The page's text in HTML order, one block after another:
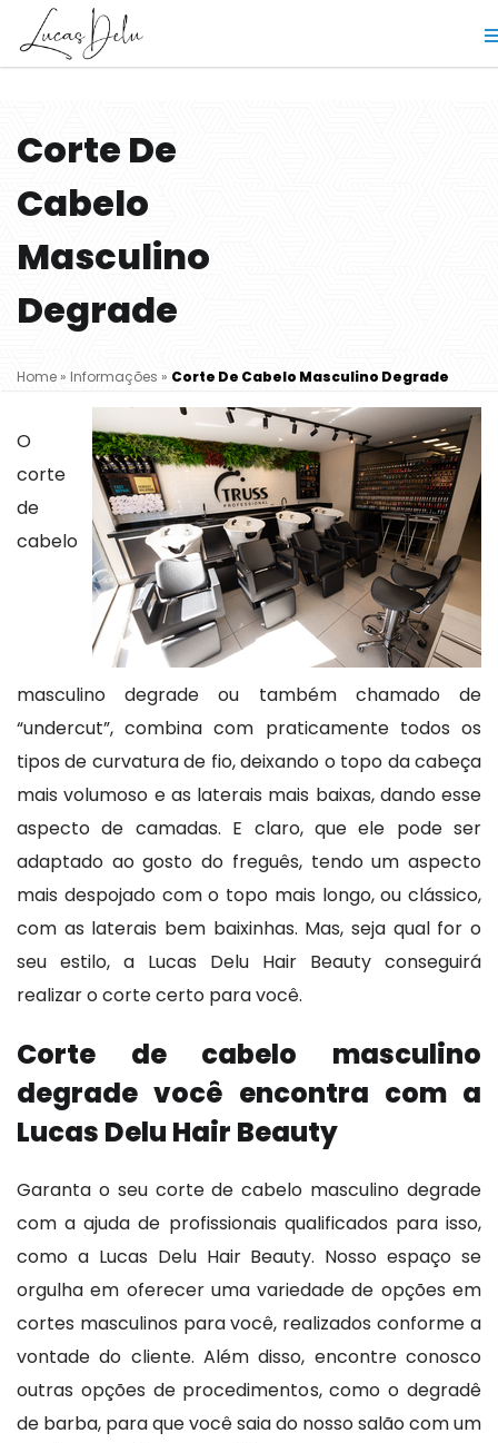
Corte De
Cabelo
Masculino
Degrade
Home » Informações » Corte De Cabelo Masculino Degrade
O
corte
de
cabelo
masculino degrade ou também chamado de
“undercut”, combina com praticamente todos os
tipos de curvatura de fio, deixando o topo da cabeça
mais volumoso e as laterais mais baixas, dando esse
aspecto de camadas. E claro, que ele pode ser
adaptado ao gosto do freguês, tendo um aspecto
mais despojado com o topo mais longo, ou clássico,
com as laterais bem baixinhas. Mas, seja qual for o
seu estilo, a Lucas Delu Hair Beauty conseguirá
realizar o corte certo para você.
Corte de cabelo masculino
degrade você encontra com a
Lucas Delu Hair Beauty
Garanta o seu corte de cabelo masculino degrade
com a ajuda de profissionais qualificados para isso,
como a Lucas Delu Hair Beauty. Nosso espaço se
orgulha em oferecer uma variedade de opções em
cortes masculinos para você, realizados conforme a
vontade do cliente. Além disso, encontre conosco
outras opções de procedimentos, como o degradê
de barba, para que você saia do nosso salão com um